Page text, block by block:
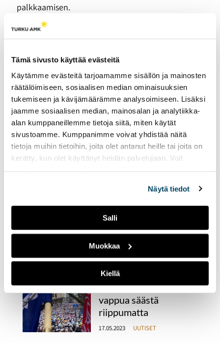
Tämä sivusto käyttää evästeitä
Käytämme evästeitä tarjoamamme sisällön ja mainosten
räätälöimiseen, sosiaalisen median ominaisuuksien
tukemiseen ja kävijämäärämme analysoimiseen. Lisäksi
jaamme sosiaalisen median, mainosalan ja analytiikka-
alan kumppaneillemme tietoja siitä, miten käytät
sivustoamme. Kumppanimme voivat yhdistää näitä
tietoja muihin tietoihin, joita olet antanut heille tai joita on
kerätty, kun olet käyttänyt heidän palvelujaan. Voit
Näytä tiedot
Salli
Muokkaa
Kiellä
palkkaamisen.
”Voidaan ajatella, että työhön tarvittaisiin keski-
Marathon Monday
vetää Lappeenrantaan
tuhansia kävijöitä.
25.05.2023 UUTISET
Lappeenrannan yksi
suurimmista
opiskelijatapahtumista
Marathon Monday vetää
kävijöitä ympäri Suomen.
Tapahtuman voittaa
päihtyneenä. Kannustaako
tämä kuitenkaan alkoholin
käyttöön?
Opiskelijat juhlivat
vappua säästä
riippumatta
17.05.2023 UUTISET